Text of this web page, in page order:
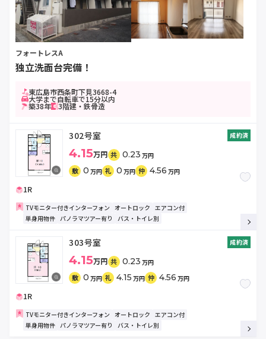
フォートレスA
独立洗面台完備！
東広島市西条町下見3668-4
大学まで自転車で15分以内
築38年 3階建・鉄骨造
302号室 成約済
4.15万円 共 0.23 万円
敷 0 万円 礼 0 万円 仲 4.56 万円
1R
TVモニター付きインターフォン オートロック エアコン付
単身用物件 パノラマツアー有り バス・トイレ別
303号室 成約済
4.15万円 共 0.23 万円
敷 0 万円 礼 4.15 万円 仲 4.56 万円
1R
TVモニター付きインターフォン オートロック エアコン付
単身用物件 パノラマツアー有り バス・トイレ別